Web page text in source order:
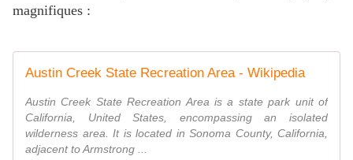
magnifiques :
Austin Creek State Recreation Area - Wikipedia
Austin Creek State Recreation Area is a state park unit of
California, United States, encompassing an isolated
wilderness area. It is located in Sonoma County, California,
adjacent to Armstrong ...